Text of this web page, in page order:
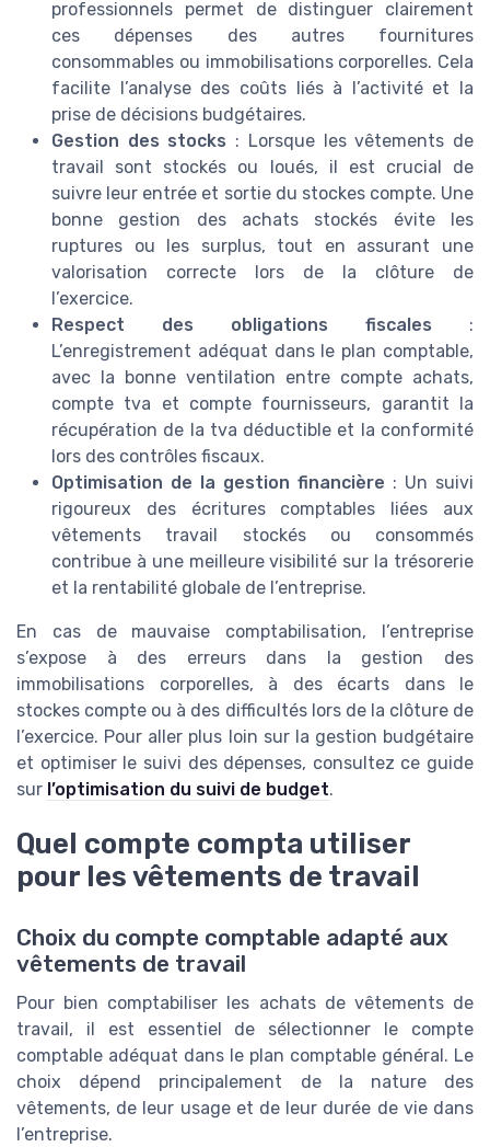
professionnels permet de distinguer clairement
ces dépenses des autres fournitures
consommables ou immobilisations corporelles. Cela
facilite l’analyse des coûts liés à l’activité et la
prise de décisions budgétaires.
Gestion des stocks : Lorsque les vêtements de
travail sont stockés ou loués, il est crucial de
suivre leur entrée et sortie du stockes compte. Une
bonne gestion des achats stockés évite les
ruptures ou les surplus, tout en assurant une
valorisation correcte lors de la clôture de
l’exercice.
Respect des obligations fiscales :
L’enregistrement adéquat dans le plan comptable,
avec la bonne ventilation entre compte achats,
compte tva et compte fournisseurs, garantit la
récupération de la tva déductible et la conformité
lors des contrôles fiscaux.
Optimisation de la gestion financière : Un suivi
rigoureux des écritures comptables liées aux
vêtements travail stockés ou consommés
contribue à une meilleure visibilité sur la trésorerie
et la rentabilité globale de l’entreprise.
En cas de mauvaise comptabilisation, l’entreprise
s’expose à des erreurs dans la gestion des
immobilisations corporelles, à des écarts dans le
stockes compte ou à des difficultés lors de la clôture de
l’exercice. Pour aller plus loin sur la gestion budgétaire
et optimiser le suivi des dépenses, consultez ce guide
sur l’optimisation du suivi de budget.
Quel compte compta utiliser
pour les vêtements de travail
Choix du compte comptable adapté aux
vêtements de travail
Pour bien comptabiliser les achats de vêtements de
travail, il est essentiel de sélectionner le compte
comptable adéquat dans le plan comptable général. Le
choix dépend principalement de la nature des
vêtements, de leur usage et de leur durée de vie dans
l’entreprise.